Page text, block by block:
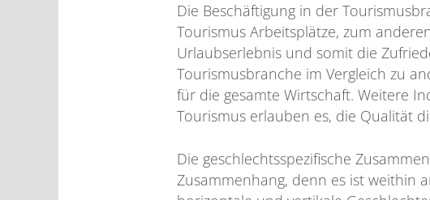
Die Beschäftigung in der
Tourismus Arbeitsplätze, zum
Urlaubserlebnis und somit die
Tourismusbranche im Vergleich zu
für die gesamte Wirtschaft. Weitere
Tourismus erlauben es, die Qualität
Die geschlechtsspezifische
Zusammenhang, denn es ist weithin